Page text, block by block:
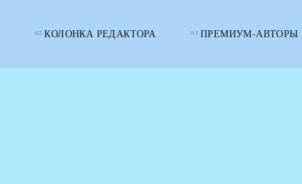
КОЛОНКА РЕДАКТОРА ПРЕМИУМ-АВТОРЫ